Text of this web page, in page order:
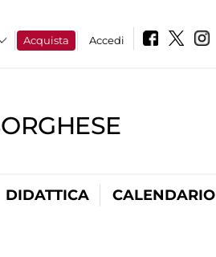
Acquista Accedi
DIDATTICA CALENDARIO